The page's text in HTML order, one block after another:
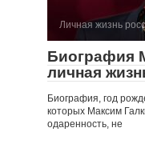
Личная жизнь
Биография
личная
Биография, год
которых Максим
одаренность, не